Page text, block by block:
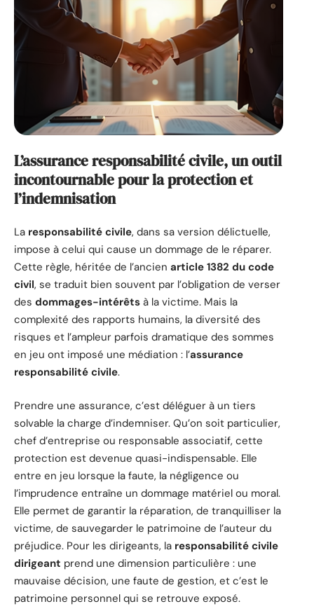
L’assurance responsabilité civile, un outil
incontournable pour la protection et
l’indemnisation
La responsabilité civile, dans sa version délictuelle,
impose à celui qui cause un dommage de le réparer.
Cette règle, héritée de l’ancien article 1382 du code
civil, se traduit bien souvent par l’obligation de verser
des dommages-intérêts à la victime. Mais la
complexité des rapports humains, la diversité des
risques et l’ampleur parfois dramatique des sommes
en jeu ont imposé une médiation : l’assurance
responsabilité civile.
Prendre une assurance, c’est déléguer à un tiers
solvable la charge d’indemniser. Qu’on soit particulier,
chef d’entreprise ou responsable associatif, cette
protection est devenue quasi-indispensable. Elle
entre en jeu lorsque la faute, la négligence ou
l’imprudence entraîne un dommage matériel ou moral.
Elle permet de garantir la réparation, de tranquilliser la
victime, de sauvegarder le patrimoine de l’auteur du
préjudice. Pour les dirigeants, la responsabilité civile
dirigeant prend une dimension particulière : une
mauvaise décision, une faute de gestion, et c’est le
patrimoine personnel qui se retrouve exposé.